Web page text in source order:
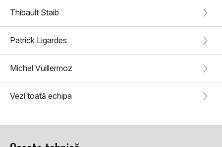
Thibault Staib
Patrick Ligardes
Michel Vuillermoz
Vezi toată echipa